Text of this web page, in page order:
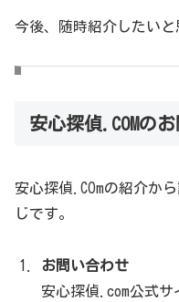
今後、随時紹介したいと
安心探偵.comで紹介さ
は、浮気・不倫調査だけ
企業や社員の信用調
安心探偵.COMの
安心探偵.COmの紹介か
じです。
お問い合わせ
安心探偵.com公式